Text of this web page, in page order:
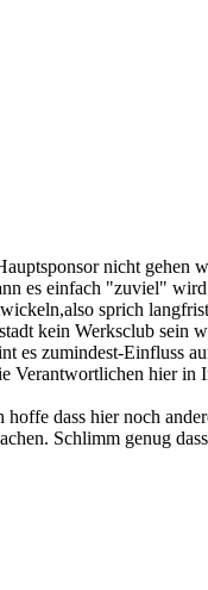
nicht
es einfach "zuviel"
sprich
kein Werksclub sein
es zumindest-
hier
dass hier noch
Schlimm genug